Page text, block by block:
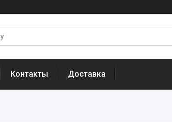
Контакты Доставка